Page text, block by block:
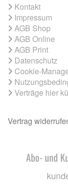
Kontakt
Impressum
AGB Shop
AGB Online
AGB Print
Datenschutz
Cookie-
Verträge hier
Vertrag
Abo- und